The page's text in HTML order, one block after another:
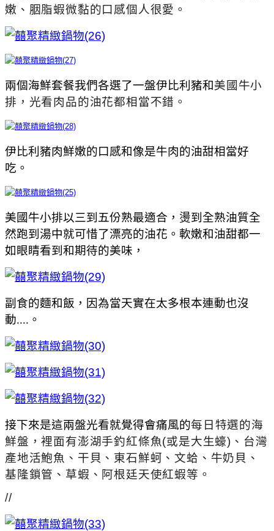
嫩、胭脂蝦微黏的口感個人很愛。
兩個海鮮套餐我們各選了一盤伊比利豬和美國牛小
排，光看肉品的油花都相當不錯。
伊比利豬肉鮮嫩的口感和像是牛肉的油甜相當好
吃。
美國牛小排以三到五份熟最適合，燙到全熟油質全
然跑到湯中就可惜了漂亮的油花。軟嫩和油甜都一
如眼睛看到和期待的美味，
副食的麵和飯，因為當天實在太多根本連動也沒
動....。
接下來是這兩盤光看就覺得會痛風的每日特選的海
鮮盤，裡面有澎湖手釣紅條魚(或是大生蠔)、台灣
產地活鮑魚、干貝、東石鮮蚵、文蛤、牛奶貝、
基隆鎖管、草蝦、阿根廷天使紅蝦等。
//